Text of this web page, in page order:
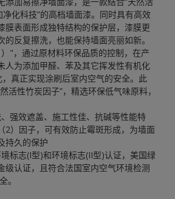
净化科技”的高档墙面漆。同时具有高效
膜表面形成独特结构的保护层，漆膜更
的反复擦洗，也能保持墙面亮丽如新。
"，通过原材料环保品质的控制，在产
人为添加甲醛、苯及其它挥发性有机化
，真正实现涂刷后室内空气的安全。此
活性竹炭因子”，精选环保低气味原料，
强效遮盖、施工性佳、抗碱等性能特
2）因子，可有效防止霉斑形成，为墙面
持久的保护
标志(I型)和环境标志(II型)认证，美国绿
级认证，且符合法国室内空气环境检测
。